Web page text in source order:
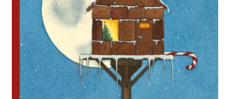
WEITERE VERLAGE
Search: